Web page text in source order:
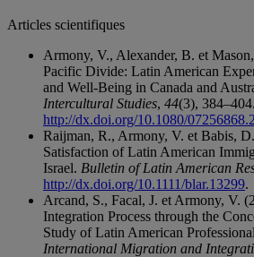
Articles scientifiques
Armony, V., Alexander, B. et
Pacific Divide: Latin American
and Well-Being in Canada and
Intercultural Studies, 44(3), 384–404.
http://dx.doi.org/10.1080/
Raijman, R., Armony, V. et Babis,
Satisfaction of Latin American
Israel. Bulletin of Latin American
http://dx.doi.org/10.1111/blar.13299.
Arcand, S., Facal, J. et Armony, V.
Integration Process through the
Study of Latin American
International Migration and